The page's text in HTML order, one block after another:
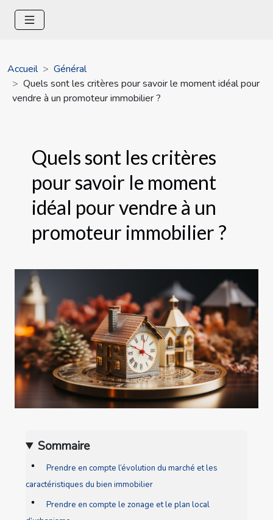
Accueil
Général
Quels sont les critères pour savoir le moment idéal pour
vendre à un promoteur immobilier ?
Quels sont les critères
pour savoir le moment
idéal pour vendre à un
promoteur immobilier ?
Sommaire
Prendre en compte l’évolution du marché et les
caractéristiques du bien immobilier
Prendre en compte le zonage et le plan local